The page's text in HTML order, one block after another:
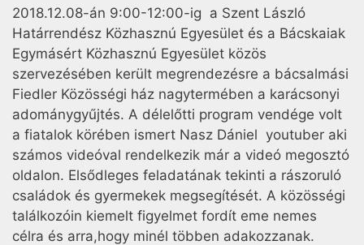
2018.12.08-án 9:00-12:00-ig a Szent László
Határrendész Közhasznú Egyesület és a Bácskaiak
Egymásért Közhasznú Egyesület közös
szervezésében került megrendezésre a bácsalmási
Fiedler Közösségi ház nagytermében a karácsonyi
adománygyűjtés. A délelőtti program vendége volt
a fiatalok körében ismert Nasz Dániel youtuber aki
számos videóval rendelkezik már a videó megosztó
oldalon. Elsődleges feladatának tekinti a rászoruló
családok és gyermekek megsegítését. A közösségi
találkozóin kiemelt figyelmet fordít eme nemes
célra és arra,hogy minél többen adakozzanak.